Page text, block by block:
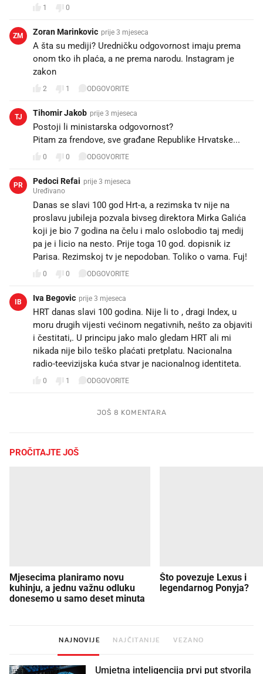
1 0
ZM Zoran Marinkovic prije 3 mjeseca
A šta su mediji? Uredničku odgovornost imaju prema
onom tko ih plaća, a ne prema narodu. Instagram je
zakon
2 1 ODGOVORITE
TJ Tihomir Jakob prije 3 mjeseca
Postoji li ministarska odgovornost?
Pitam za frendove, sve građane Republike Hrvatske...
0 0 ODGOVORITE
PR Pedoci Refai prije 3 mjeseca
Uređivano
Danas se slavi 100 god Hrt-a, a rezimska tv nije na
proslavu jubileja pozvala bivseg direktora Mirka Galića
koji je bio 7 godina na čelu i malo oslobodio taj medij
pa je i licio na nesto. Prije toga 10 god. dopisnik iz
Parisa. Rezimskoj tv je nepodoban. Toliko o vama. Fuj!
0 0 ODGOVORITE
IB Iva Begovic prije 3 mjeseca
HRT danas slavi 100 godina. Nije li to , dragi Index, u
moru drugih vijesti većinom negativnih, nešto za objaviti
i čestitati,. U principu jako malo gledam HRT ali mi
nikada nije bilo teško plaćati pretplatu. Nacionalna
radio-teevizijska kuća stvar je nacionalnog identiteta.
0 1 ODGOVORITE
JOŠ 8 KOMENTARA
PROČITAJTE JOŠ
Mjesecima planiramo novu
kuhinju, a jednu važnu odluku
donesemo u samo deset minuta
Što povezuje Lexus i
legendarnog Ponyja?
NAJNOVIJE NAJČITANIJE VEZANO
Umjetna inteligencija prvi put stvorila